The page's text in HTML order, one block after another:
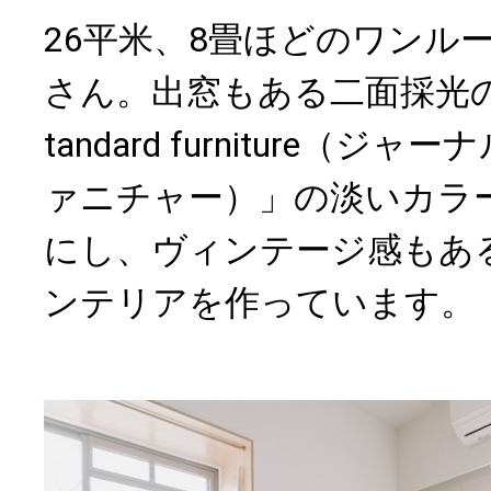
26平米、8畳ほどのワンル
さん。出窓もある二面採光
tandard furniture（ジャー
ァニチャー）」の淡いカラ
にし、ヴィンテージ感も
ンテリアを作っています。